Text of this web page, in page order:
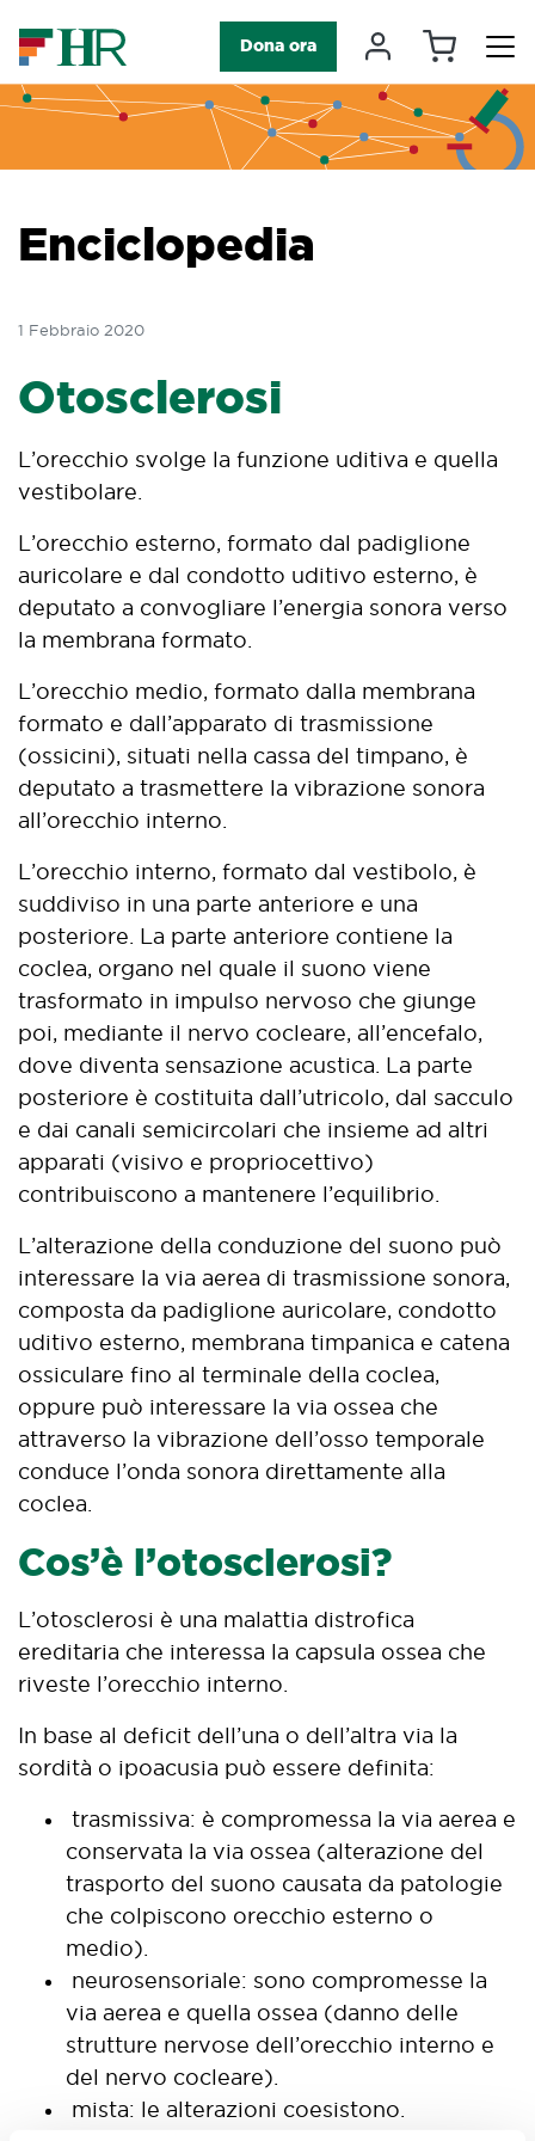
Navigazione principale
Dona ora Il mioCarrello
Enciclopedia
1 Febbraio 2020
Otosclerosi
L’orecchio svolge la funzione uditiva e quella
vestibolare.
L’orecchio esterno, formato dal padiglione
auricolare e dal condotto uditivo esterno, è
deputato a convogliare l’energia sonora verso
la membrana formato.
L’orecchio medio, formato dalla membrana
formato e dall’apparato di trasmissione
(ossicini), situati nella cassa del timpano, è
deputato a trasmettere la vibrazione sonora
all’orecchio interno.
L’orecchio interno, formato dal vestibolo, è
suddiviso in una parte anteriore e una
posteriore. La parte anteriore contiene la
coclea, organo nel quale il suono viene
trasformato in impulso nervoso che giunge
poi, mediante il nervo cocleare, all’encefalo,
dove diventa sensazione acustica. La parte
posteriore è costituita dall’utricolo, dal sacculo
e dai canali semicircolari che insieme ad altri
apparati (visivo e propriocettivo)
contribuiscono a mantenere l’equilibrio.
L’alterazione della conduzione del suono può
interessare la via aerea di trasmissione sonora,
composta da padiglione auricolare, condotto
uditivo esterno, membrana timpanica e catena
ossiculare fino al terminale della coclea,
oppure può interessare la via ossea che
attraverso la vibrazione dell’osso temporale
conduce l’onda sonora direttamente alla
coclea.
Cos’è l’otosclerosi?
L’otosclerosi è una malattia distrofica
ereditaria che interessa la capsula ossea che
riveste l’orecchio interno.
In base al deficit dell’una o dell’altra via la
sordità o ipoacusia può essere definita:
trasmissiva: è compromessa la via aerea e
conservata la via ossea (alterazione del
trasporto del suono causata da patologie
che colpiscono orecchio esterno o
medio).
neurosensoriale: sono compromesse la
via aerea e quella ossea (danno delle
strutture nervose dell’orecchio interno e
del nervo cocleare).
mista: le alterazioni coesistono.